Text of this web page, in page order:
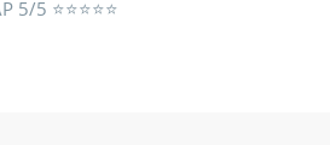
5 ⭐⭐⭐⭐⭐